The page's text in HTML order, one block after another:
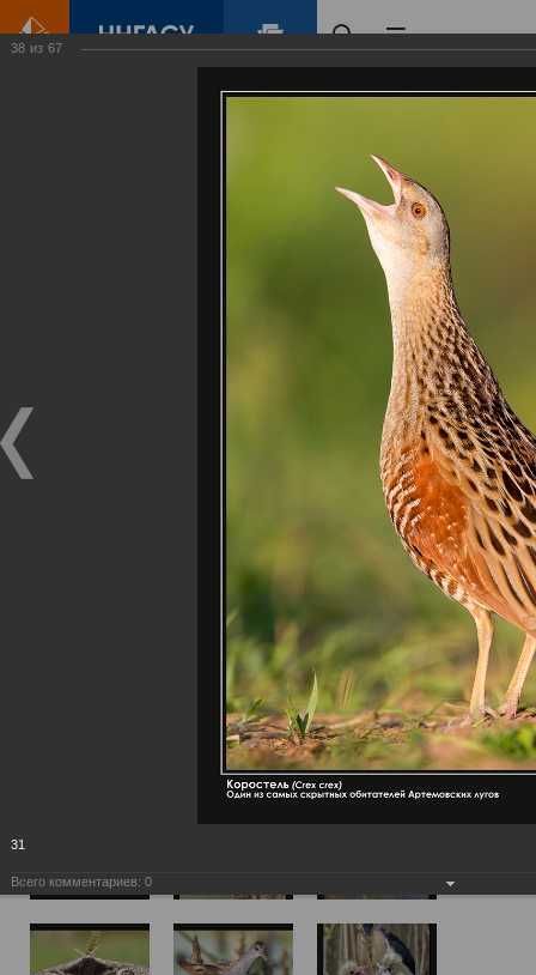
Фотогалерея
38 из 67
31
Всего комментариев: 0